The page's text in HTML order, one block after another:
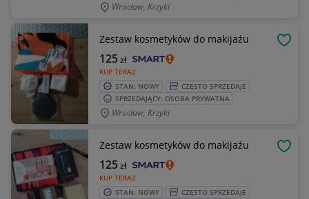
Wrocław, Krzyki
Zestaw kosmetyków do makijażu
KUP TERAZ
125zł
STAN: NOWY
CZĘSTO SPRZEDAJE
SPRZEDAJĄCY: OSOBA PRYWATNA
Wrocław, Krzyki
Zestaw kosmetyków do makijażu
KUP TERAZ
125zł
STAN: NOWY
CZĘSTO SPRZEDAJE